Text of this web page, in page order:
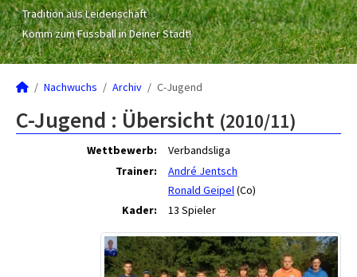
Tradition aus Leidenschaft
Komm zum Fussball in Deiner Stadt!
Nachwuchs Archiv C-Jugend
C-Jugend : Übersicht (2010/11)
Wettbewerb:
Verbandsliga
Trainer:
André Jentsch
Ronald Geipel(Co)
Kader:
13 Spieler